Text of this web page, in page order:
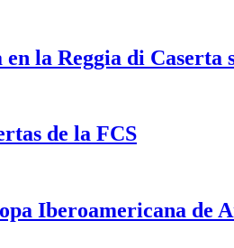
la Reggia di
de la FCS
Iberoamericana de